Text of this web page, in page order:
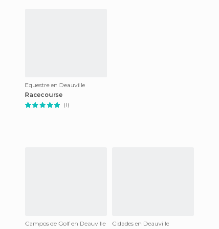
Equestre en Deauville
Racecourse
(1)
Campos de Golf en Deauville
Cidades en Deauville